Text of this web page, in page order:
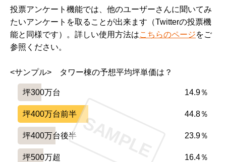
投票アンケート機能では、他のユーザーさんに聞いてみ
たいアンケートを取ることが出来ます（Twitterの投票機
能と同様です）。詳しい使用方法はこちらのページをご
参照ください。
<サンプル>　タワー棟の予想平均坪単価は？
坪300万台 14.9％
坪400万台前半 44.8％
坪400万台後半 23.9％
坪500万超 16.4％
SAMPLE